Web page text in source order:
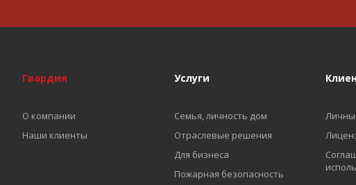
Гвардия
О компании
Наши клиенты
Услуги
Семья, личность дом
Отраслевые решения
Для бизнеса
Пожарная безопасность